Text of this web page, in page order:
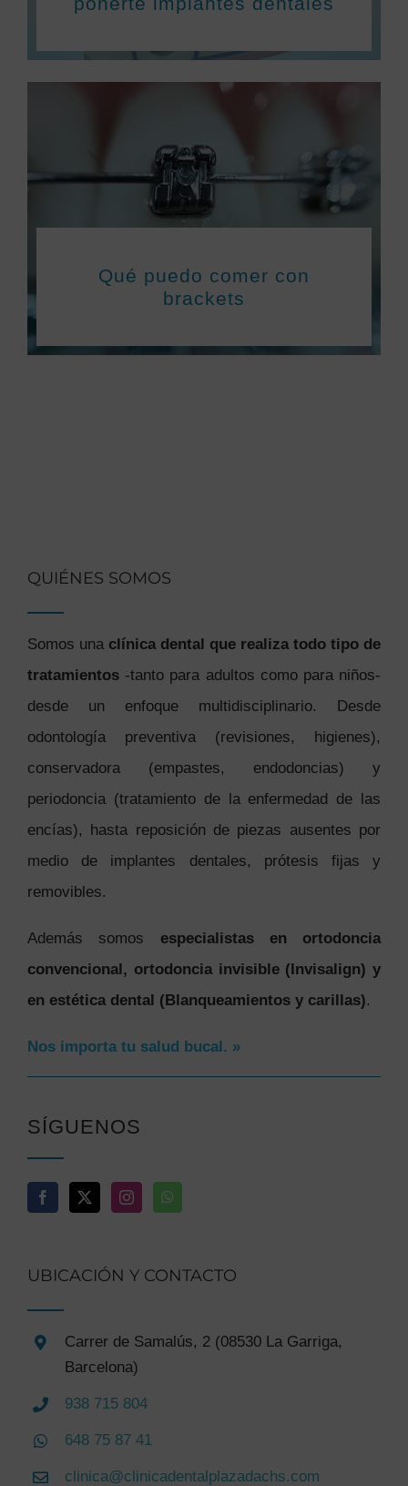
Qué puedo comer con
brackets
QUIÉNES SOMOS
Somos una clínica dental que realiza todo tipo de
tratamientos -tanto para adultos como para niños-
desde un enfoque multidisciplinario. Desde
odontología preventiva (revisiones, higienes),
conservadora (empastes, endodoncias) y
periodoncia (tratamiento de la enfermedad de las
encías), hasta reposición de piezas ausentes por
medio de implantes dentales, prótesis fijas y
removibles.
Además somos especialistas en ortodoncia
convencional, ortodoncia invisible (Invisalign) y
en estética dental (Blanqueamientos y carillas).
Nos importa tu salud bucal. »
SÍGUENOS
UBICACIÓN Y CONTACTO
Carrer de Samalús, 2 (08530 La Garriga,
Barcelona)
938 715 804
648 75 87 41
clinica@clinicadentalplazadachs.com